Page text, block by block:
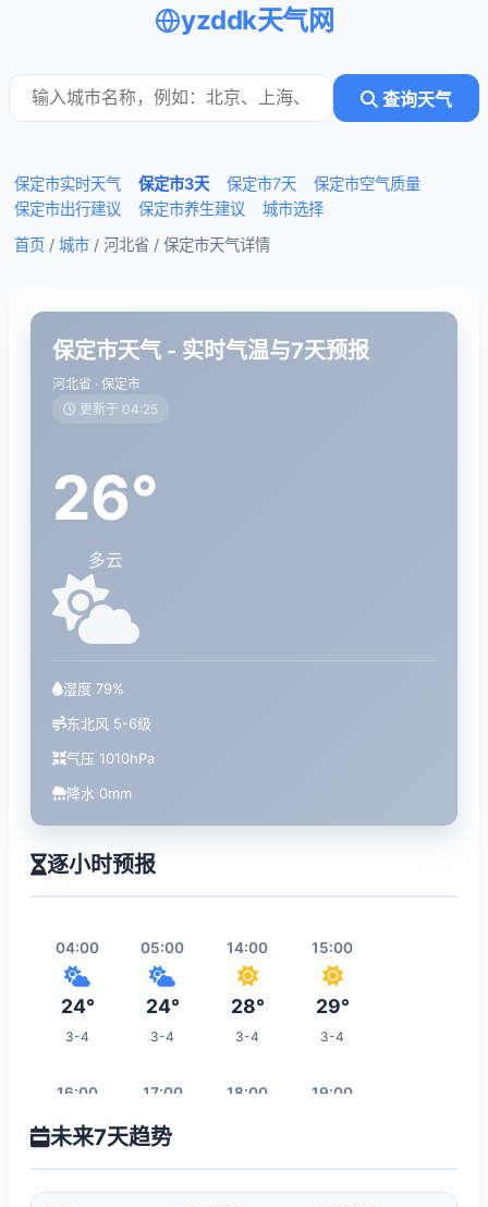
yzddk天气网
查询天气
保定市实时天气 保定市3天 保定市7天
保定市空气质量
保定市出行建议
保定市养生建议
城市选择
首页 / 城市 / 河北省 / 保定市天气详情
保定市天气 - 实时气温与7天预报
河北省 · 保定市
更新于 04:25
26°
多云
湿度 79%
东北风 5-6级
气压 1010hPa
降水 0mm
逐小时预报
04:00
24°
3-4
05:00
24°
3-4
14:00
28°
3-4
15:00
29°
3-4
16:00
29°
17:00
29°
18:00 19:00
未来7天趋势